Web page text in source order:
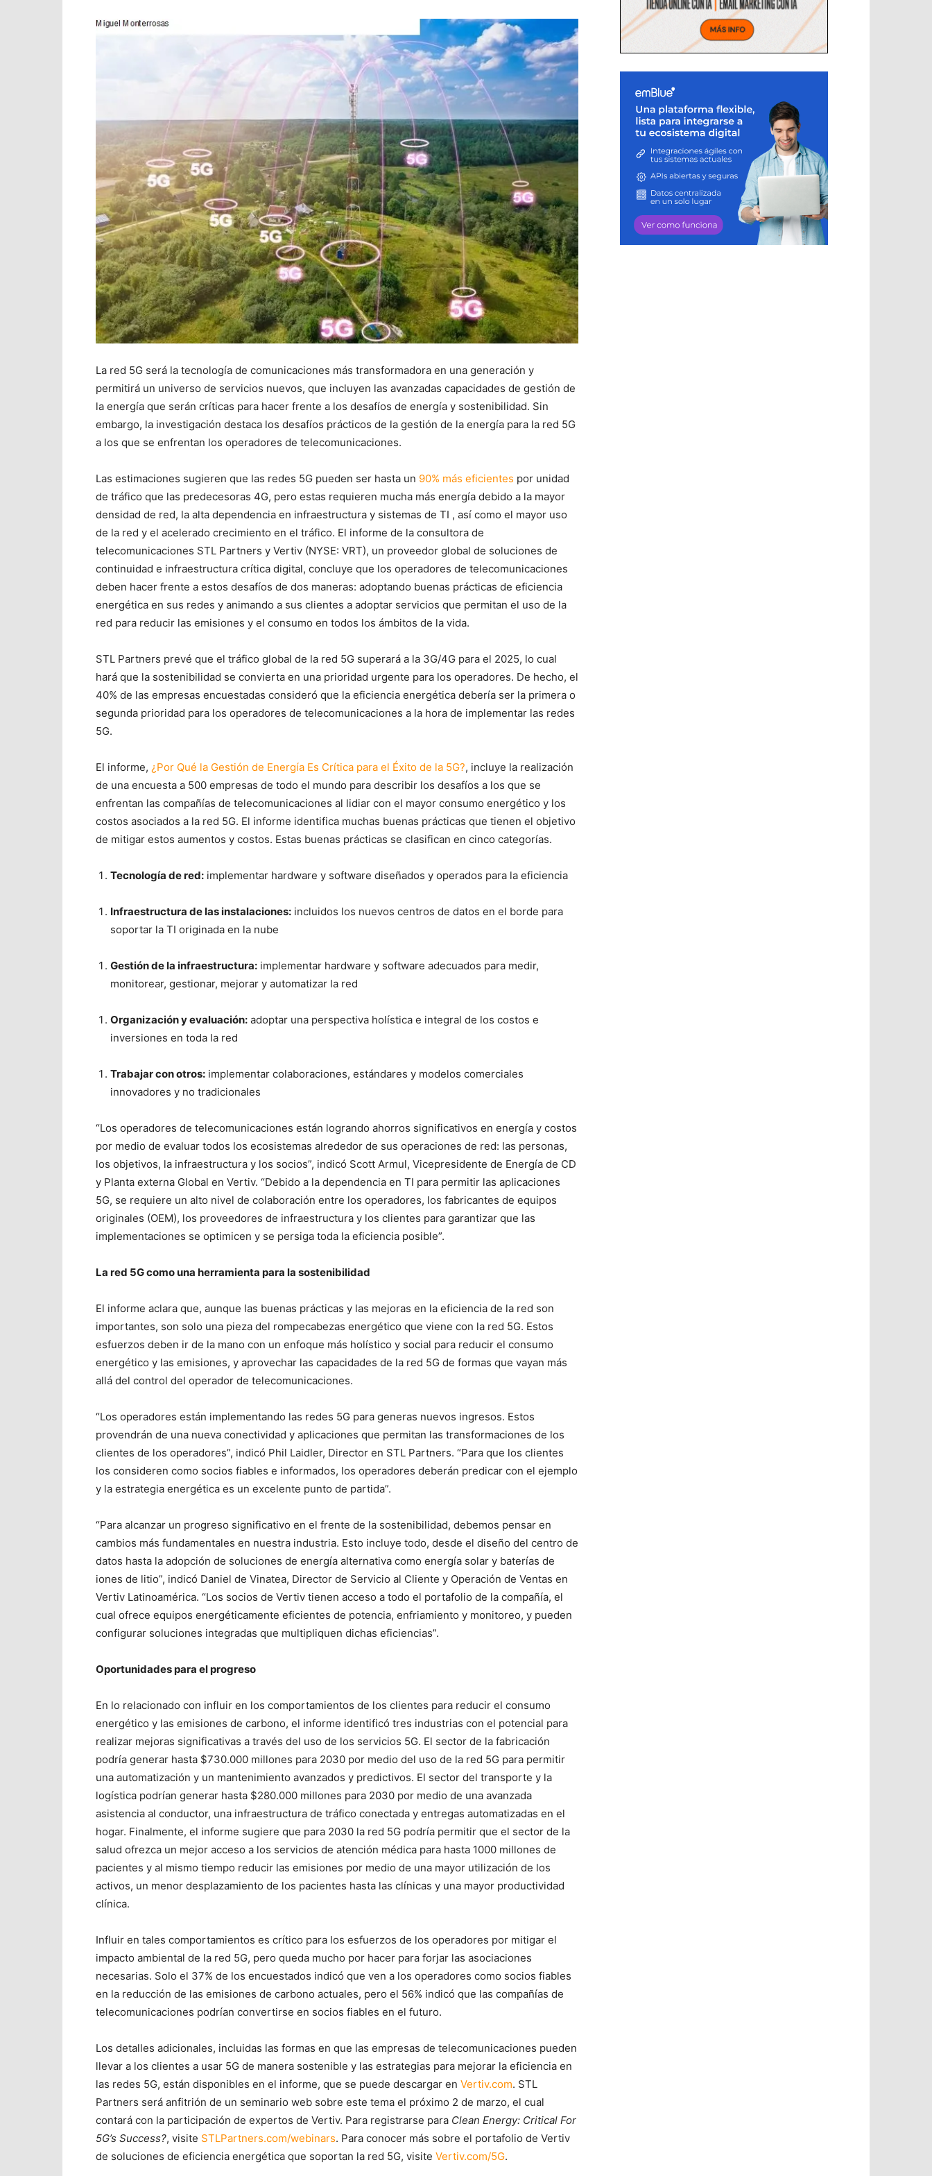
La red 5G será la tecnología de comunicaciones más transformadora en una generación y
permitirá un universo de servicios nuevos, que incluyen las avanzadas capacidades de gestión de
la energía que serán críticas para hacer frente a los desafíos de energía y sostenibilidad. Sin
embargo, la investigación destaca los desafíos prácticos de la gestión de la energía para la red 5G
a los que se enfrentan los operadores de telecomunicaciones.
Las estimaciones sugieren que las redes 5G pueden ser hasta un 90% más eficientes por unidad
de tráfico que las predecesoras 4G, pero estas requieren mucha más energía debido a la mayor
densidad de red, la alta dependencia en infraestructura y sistemas de TI , así como el mayor uso
de la red y el acelerado crecimiento en el tráfico. El informe de la consultora de
telecomunicaciones STL Partners y Vertiv (NYSE: VRT), un proveedor global de soluciones de
continuidad e infraestructura crítica digital, concluye que los operadores de telecomunicaciones
deben hacer frente a estos desafíos de dos maneras: adoptando buenas prácticas de eficiencia
energética en sus redes y animando a sus clientes a adoptar servicios que permitan el uso de la
red para reducir las emisiones y el consumo en todos los ámbitos de la vida.
STL Partners prevé que el tráfico global de la red 5G superará a la 3G/4G para el 2025, lo cual
hará que la sostenibilidad se convierta en una prioridad urgente para los operadores. De hecho, el
40% de las empresas encuestadas consideró que la eficiencia energética debería ser la primera o
segunda prioridad para los operadores de telecomunicaciones a la hora de implementar las redes
5G.
El informe, ¿Por Qué la Gestión de Energía Es Crítica para el Éxito de la 5G?, incluye la realización
de una encuesta a 500 empresas de todo el mundo para describir los desafíos a los que se
enfrentan las compañías de telecomunicaciones al lidiar con el mayor consumo energético y los
costos asociados a la red 5G. El informe identifica muchas buenas prácticas que tienen el objetivo
de mitigar estos aumentos y costos. Estas buenas prácticas se clasifican en cinco categorías.
Tecnología de red: implementar hardware y software diseñados y operados para la eficiencia
Infraestructura de las instalaciones: incluidos los nuevos centros de datos en el borde para
soportar la TI originada en la nube
Gestión de la infraestructura: implementar hardware y software adecuados para medir,
monitorear, gestionar, mejorar y automatizar la red
Organización y evaluación: adoptar una perspectiva holística e integral de los costos e
inversiones en toda la red
Trabajar con otros: implementar colaboraciones, estándares y modelos comerciales
innovadores y no tradicionales
“Los operadores de telecomunicaciones están logrando ahorros significativos en energía y costos
por medio de evaluar todos los ecosistemas alrededor de sus operaciones de red: las personas,
los objetivos, la infraestructura y los socios”, indicó Scott Armul, Vicepresidente de Energía de CD
y Planta externa Global en Vertiv. “Debido a la dependencia en TI para permitir las aplicaciones
5G, se requiere un alto nivel de colaboración entre los operadores, los fabricantes de equipos
originales (OEM), los proveedores de infraestructura y los clientes para garantizar que las
implementaciones se optimicen y se persiga toda la eficiencia posible”.
La red 5G como una herramienta para la sostenibilidad
El informe aclara que, aunque las buenas prácticas y las mejoras en la eficiencia de la red son
importantes, son solo una pieza del rompecabezas energético que viene con la red 5G. Estos
esfuerzos deben ir de la mano con un enfoque más holístico y social para reducir el consumo
energético y las emisiones, y aprovechar las capacidades de la red 5G de formas que vayan más
allá del control del operador de telecomunicaciones.
“Los operadores están implementando las redes 5G para generas nuevos ingresos. Estos
provendrán de una nueva conectividad y aplicaciones que permitan las transformaciones de los
clientes de los operadores”, indicó Phil Laidler, Director en STL Partners. “Para que los clientes
los consideren como socios fiables e informados, los operadores deberán predicar con el ejemplo
y la estrategia energética es un excelente punto de partida”.
“Para alcanzar un progreso significativo en el frente de la sostenibilidad, debemos pensar en
cambios más fundamentales en nuestra industria. Esto incluye todo, desde el diseño del centro de
datos hasta la adopción de soluciones de energía alternativa como energía solar y baterías de
iones de litio”, indicó Daniel de Vinatea, Director de Servicio al Cliente y Operación de Ventas en
Vertiv Latinoamérica. “Los socios de Vertiv tienen acceso a todo el portafolio de la compañía, el
cual ofrece equipos energéticamente eficientes de potencia, enfriamiento y monitoreo, y pueden
configurar soluciones integradas que multipliquen dichas eficiencias”.
Oportunidades para el progreso
En lo relacionado con influir en los comportamientos de los clientes para reducir el consumo
energético y las emisiones de carbono, el informe identificó tres industrias con el potencial para
realizar mejoras significativas a través del uso de los servicios 5G. El sector de la fabricación
podría generar hasta $730.000 millones para 2030 por medio del uso de la red 5G para permitir
una automatización y un mantenimiento avanzados y predictivos. El sector del transporte y la
logística podrían generar hasta $280.000 millones para 2030 por medio de una avanzada
asistencia al conductor, una infraestructura de tráfico conectada y entregas automatizadas en el
hogar. Finalmente, el informe sugiere que para 2030 la red 5G podría permitir que el sector de la
salud ofrezca un mejor acceso a los servicios de atención médica para hasta 1000 millones de
pacientes y al mismo tiempo reducir las emisiones por medio de una mayor utilización de los
activos, un menor desplazamiento de los pacientes hasta las clínicas y una mayor productividad
clínica.
Influir en tales comportamientos es crítico para los esfuerzos de los operadores por mitigar el
impacto ambiental de la red 5G, pero queda mucho por hacer para forjar las asociaciones
necesarias. Solo el 37% de los encuestados indicó que ven a los operadores como socios fiables
en la reducción de las emisiones de carbono actuales, pero el 56% indicó que las compañías de
telecomunicaciones podrían convertirse en socios fiables en el futuro.
Los detalles adicionales, incluidas las formas en que las empresas de telecomunicaciones pueden
llevar a los clientes a usar 5G de manera sostenible y las estrategias para mejorar la eficiencia en
las redes 5G, están disponibles en el informe, que se puede descargar en Vertiv.com. STL
Partners será anfitrión de un seminario web sobre este tema el próximo 2 de marzo, el cual
contará con la participación de expertos de Vertiv. Para registrarse para Clean Energy: Critical For
5G’s Success?, visite STLPartners.com/webinars. Para conocer más sobre el portafolio de Vertiv
de soluciones de eficiencia energética que soportan la red 5G, visite Vertiv.com/5G.